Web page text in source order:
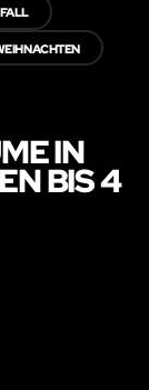
IN
BIS 4